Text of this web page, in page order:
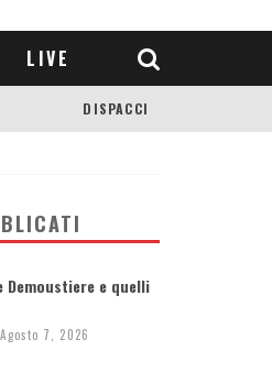
LIVE
DISPACCI
Demoustiere e quelli
Agosto 7, 2026